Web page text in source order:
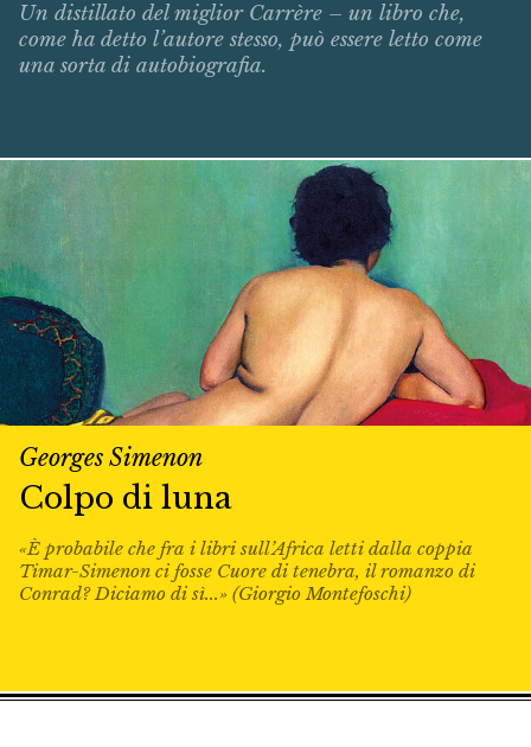
Un distillato del miglior Carrère – un libro che,
come ha detto l’autore stesso, può essere letto come
una sorta di autobiografia.
Georges Simenon
Colpo di luna
«È probabile che fra i libri sull’Africa letti dalla coppia
Timar-Simenon ci fosse Cuore di tenebra, il romanzo di
Conrad? Diciamo di sì...» (Giorgio Montefoschi)